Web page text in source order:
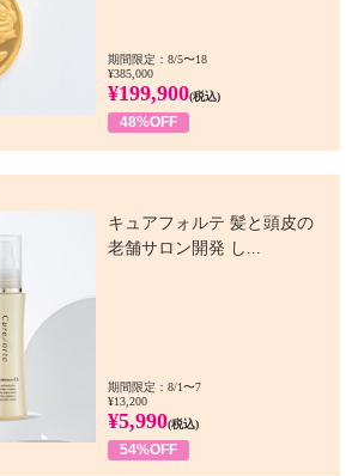
期間限定：8/5〜18
¥385,000
¥199,900(税込)
48%OFF
キュアフォルテ 髪と頭皮の
老舗サロン開発 し...
期間限定：8/1〜7
¥13,200
¥5,990(税込)
54%OFF